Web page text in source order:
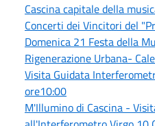
Cascina capitale della
Concerti dei Vincitori del
Domenica 21 Festa della
Rigenerazione Urbana-
Visita Guidata
ore10:00
M'Illumino di Cascina -